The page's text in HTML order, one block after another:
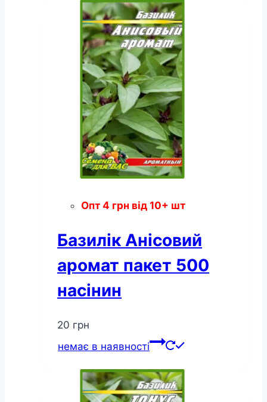
насінин
кількість
Опт 4 грн від 10+ шт
Базилік Анісовий
аромат пакет 500
насінин
20 грн
немає в наявності